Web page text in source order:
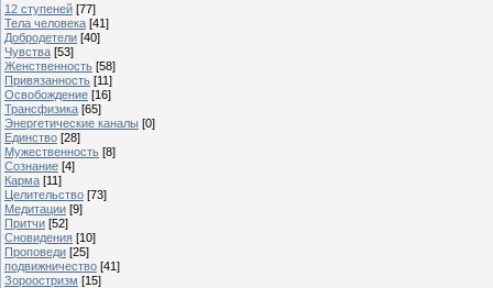
12 ступеней [77]
Тела человека [41]
Добродетели [40]
Чувства [53]
Женственность [58]
Привязанность [11]
Освобождение [16]
Трансфизика [65]
Энергетические каналы [0]
Единство [28]
Мужественность [8]
Сознание [4]
Карма [11]
Целительство [73]
Медитации [9]
Притчи [52]
Сновидения [10]
Проповеди [25]
подвижничество [41]
Зороостризм [15]